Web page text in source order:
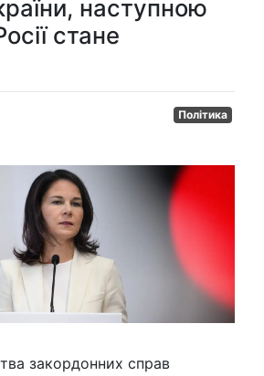
наступною
стане
Політика
закордонних справ